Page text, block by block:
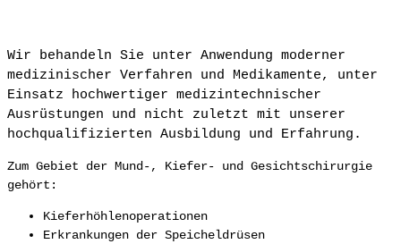
Wir behandeln Sie unter Anwendung moderner
medizinischer Verfahren und Medikamente, unter
Einsatz hochwertiger medizintechnischer
Ausrüstungen und nicht zuletzt mit unserer
hochqualifizierten Ausbildung und Erfahrung.
Zum Gebiet der Mund-, Kiefer- und Gesichtschirurgie
gehört:
Kieferhöhlenoperationen
Erkrankungen der Speicheldrüsen